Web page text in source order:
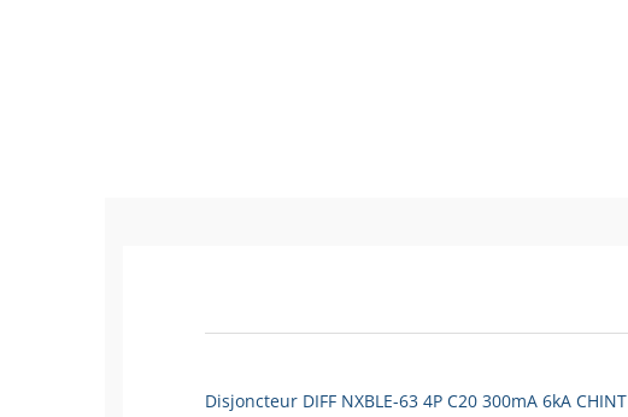
Disjoncteur DIFF NXBLE-63 4P C20 300mA 6kA CHINT